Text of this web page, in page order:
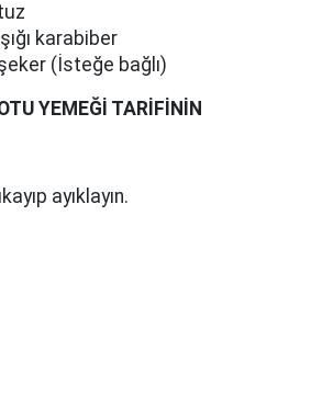
karabiber
(İsteğe bağlı)
YEMEĞİ TARİFİNİN
ayıklayın.